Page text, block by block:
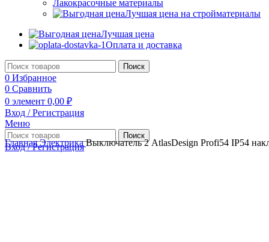
Лакокрасочные материалы
Лучшая цена на стройматериалы
Лучшая цена
Оплата и доставка
Поиск
0 Избранное
0 Сравнить
0 элемент 0,00 ₽
Вход / Регистрация
Меню
Поиск
Вход / Регистрация
ГлавнаяЭлектрикаВыключатель 2 AtlasDesign Profi54 IP54